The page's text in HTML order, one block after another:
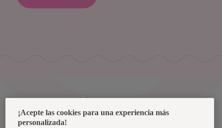
¡Acepte las cookies para una experiencia más
personalizada!